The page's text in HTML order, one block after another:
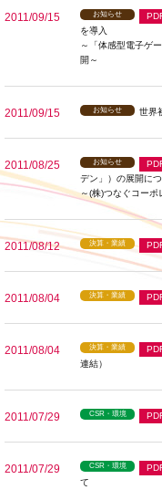
2011/09/15 お知らせ
を導入
～「体感型電子ゲ
開～
2011/09/15 お知らせ 世界
2011/08/25 お知らせ
デン」）の展開に
～(株)つなぐコーポ
2011/08/12 決算・業績
2011/08/04 決算・業績
2011/08/04 決算・業績
連結）
2011/07/29 CSR・環境
2011/07/29 CSR・環境
て